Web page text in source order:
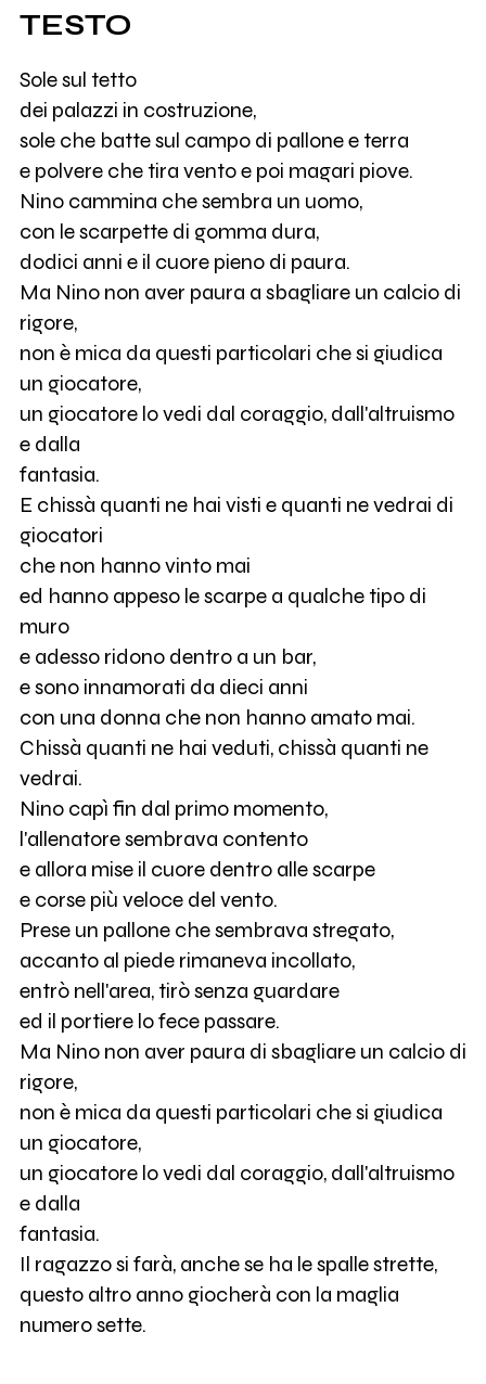
TESTO
Sole sul tetto
dei palazzi in costruzione,
sole che batte sul campo di pallone e terra
e polvere che tira vento e poi magari piove.
Nino cammina che sembra un uomo,
con le scarpette di gomma dura,
dodici anni e il cuore pieno di paura.
Ma Nino non aver paura a sbagliare un calcio di
rigore,
non è mica da questi particolari che si giudica
un giocatore,
un giocatore lo vedi dal coraggio, dall'altruismo
e dalla
fantasia.
E chissà quanti ne hai visti e quanti ne vedrai di
giocatori
che non hanno vinto mai
ed hanno appeso le scarpe a qualche tipo di
muro
e adesso ridono dentro a un bar,
e sono innamorati da dieci anni
con una donna che non hanno amato mai.
Chissà quanti ne hai veduti, chissà quanti ne
vedrai.
Nino capì fin dal primo momento,
l'allenatore sembrava contento
e allora mise il cuore dentro alle scarpe
e corse più veloce del vento.
Prese un pallone che sembrava stregato,
accanto al piede rimaneva incollato,
entrò nell'area, tirò senza guardare
ed il portiere lo fece passare.
Ma Nino non aver paura di sbagliare un calcio di
rigore,
non è mica da questi particolari che si giudica
un giocatore,
un giocatore lo vedi dal coraggio, dall'altruismo
e dalla
fantasia.
Il ragazzo si farà, anche se ha le spalle strette,
questo altro anno giocherà con la maglia
numero sette.